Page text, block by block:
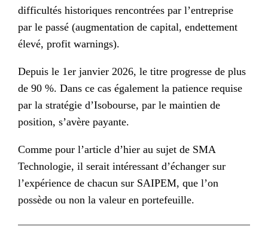
difficultés historiques rencontrées par l’entreprise
par le passé (augmentation de capital, endettement
élevé, profit warnings).
Depuis le 1er janvier 2026, le titre progresse de plus
de 90 %. Dans ce cas également la patience requise
par la stratégie d’Isobourse, par le maintien de
position, s’avère payante.
Comme pour l’article d’hier au sujet de SMA
Technologie, il serait intéressant d’échanger sur
l’expérience de chacun sur SAIPEM, que l’on
possède ou non la valeur en portefeuille.